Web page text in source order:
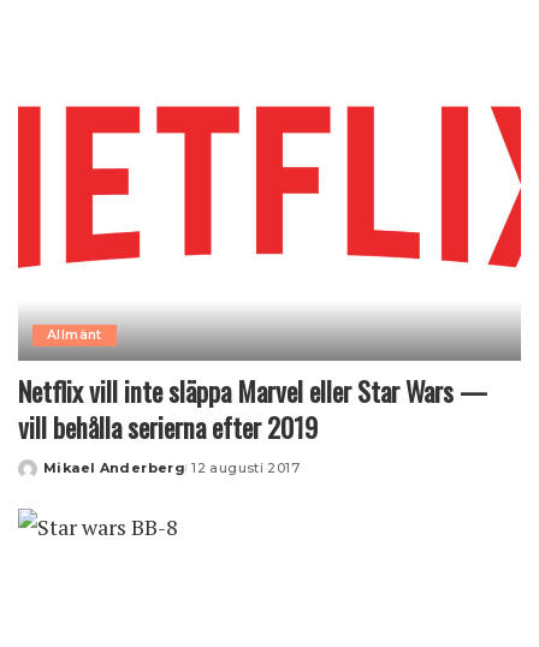
Allmänt
Netflix vill inte släppa Marvel eller Star Wars —
vill behålla serierna efter 2019
Posted
Mikael Anderberg 12 augusti 2017